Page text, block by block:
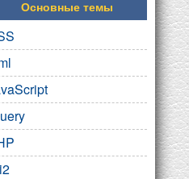
Основные темы